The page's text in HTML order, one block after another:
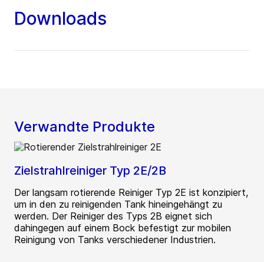
Downloads
Verwandte Produkte
Zielstrahlreiniger Typ 2E/2B
Der langsam rotierende Reiniger Typ 2E ist konzipiert,
um in den zu reinigenden Tank hineingehängt zu
werden. Der Reiniger des Typs 2B eignet sich
dahingegen auf einem Bock befestigt zur mobilen
Reinigung von Tanks verschiedener Industrien.